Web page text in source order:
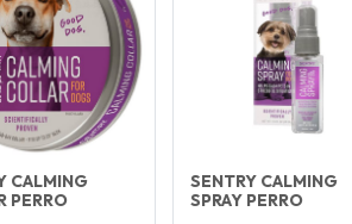
CALMING
PERRO
SENTRY CALMING
SPRAY PERRO